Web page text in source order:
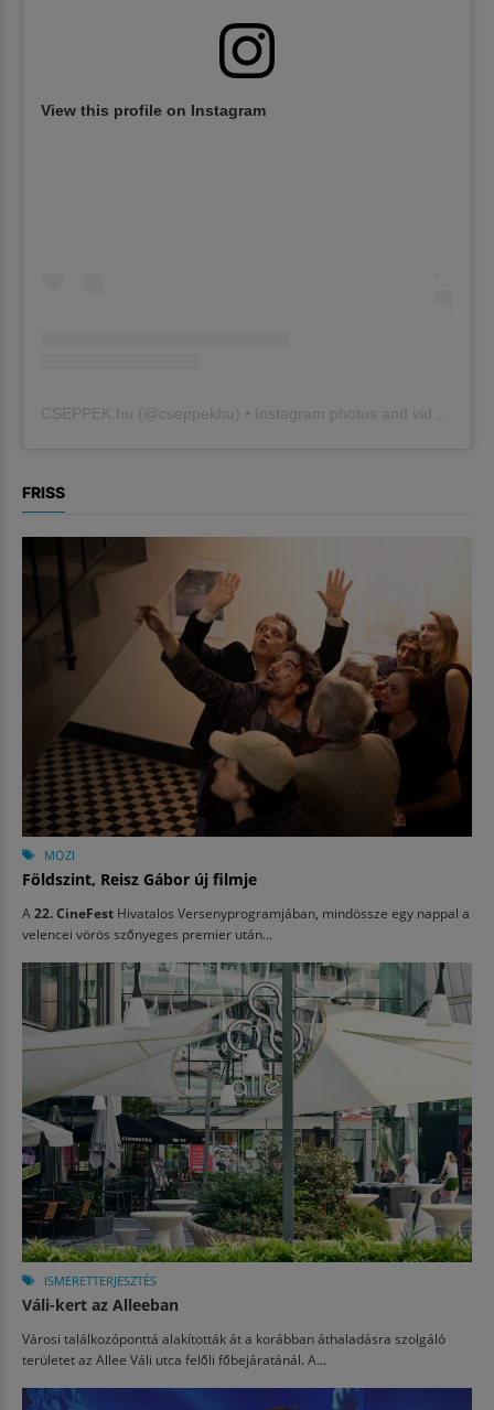
View this profile on Instagram
CSEPPEK.hu (@cseppekhu ) • Instagram photos and videos
FRISS
MOZI
Földszint, Reisz Gábor új filmje
A 22. CineFest Hivatalos Versenyprogramjában, mindössze egy nappal a
velencei vörös szőnyeges premier után...
ISMERETTERJESZTÉS
Váli-kert az Alleeban
Városi találkozóponttá alakították át a korábban áthaladásra szolgáló
területet az Allee Váli utca felőli főbejáratánál. A...